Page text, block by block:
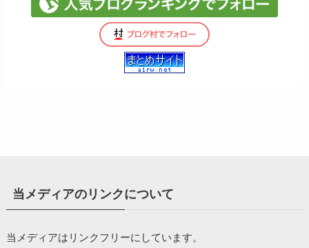
当メディアのリンクについて
当メディアはリンクフリーにしています。